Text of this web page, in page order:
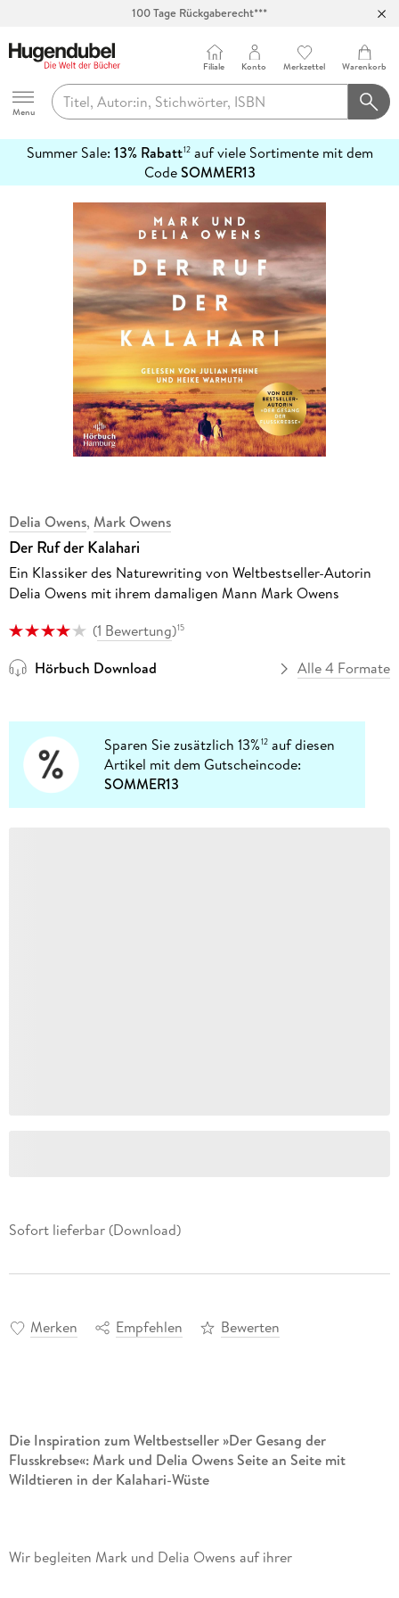
Abholung in über 100 Filialen
Hugendubel
Menu
Filiale Konto Merkzettel Warenkorb
Summer Sale: 13% Rabatt12auf viele Sortimente mit dem
CodeSOMMER13
erfahren
Delia Owens, Mark Owens
Der Ruf der Kalahari
Ein Klassiker des Naturewriting von Weltbestseller-Autorin
Delia Owens mit ihrem damaligen Mann Mark Owens
(1 Bewertung)15
Hörbuch Download Alle 4 Formate
Sparen Sie zusätzlich 13%12 auf diesen
Artikel mit dem Gutscheincode:
SOMMER13
Sofort lieferbar (Download)
Merken Empfehlen Bewerten
Die Inspiration zum Weltbestseller »Der Gesang der
Flusskrebse«: Mark und Delia Owens Seite an Seite mit
Wildtieren in der Kalahari-Wüste
Wir begleiten Mark und Delia Owens auf ihrer